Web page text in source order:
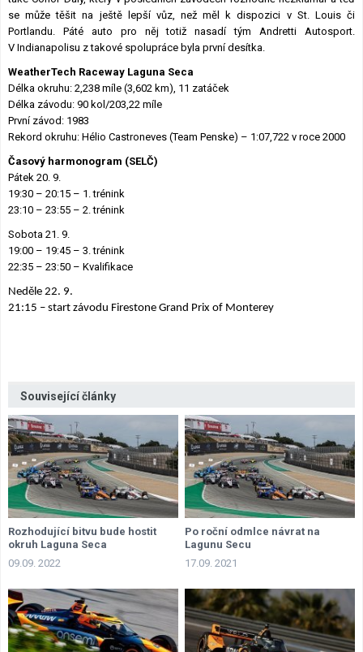
se může těšit na ještě lepší vůz, než měl k dispozici v St. Louis či
Portlandu. Páté auto pro něj totiž nasadí tým Andretti Autosport.
V Indianapolisu z takové spolupráce byla první desítka.
WeatherTech Raceway Laguna Seca
Délka okruhu: 2,238 míle (3,602 km), 11 zatáček
Délka závodu: 90 kol/203,22 míle
První závod: 1983
Rekord okruhu: Hélio Castroneves (Team Penske) – 1:07,722 v roce 2000
Časový harmonogram (SELČ)
Pátek 20. 9.
19:30 – 20:15 – 1. trénink
23:10 – 23:55 – 2. trénink
Sobota 21. 9.
19:00 – 19:45 – 3. trénink
22:35 – 23:50 – Kvalifikace
Neděle 22. 9.
21:15 – start závodu Firestone Grand Prix of Monterey
Související články
Rozhodující bitvu bude hostit
okruh Laguna Seca
09.09. 2022
Po roční odmlce návrat na
Lagunu Secu
17.09. 2021